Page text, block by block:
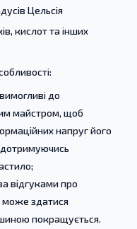
Цельсія
кислот та інших
до
майстром, щоб
напруг його
відгуками про
може здатися
покращується.